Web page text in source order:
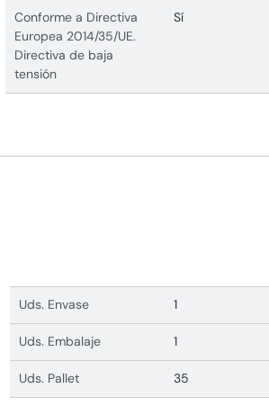
Conforme a Directiva
Europea 2014/35/UE.
Directiva de baja
tensión
Sí
Uds. Envase 1
Uds. Embalaje 1
Uds. Pallet 35